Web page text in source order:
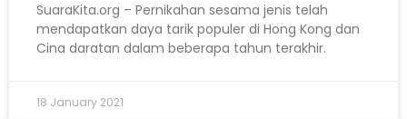
SuaraKita.org – Pernikahan sesama jenis telah
mendapatkan daya tarik populer di Hong Kong dan
Cina daratan dalam beberapa tahun terakhir.
18 January 2021